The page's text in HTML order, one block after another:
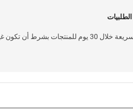
خدمة إرجاع سهلة وسريعة خلال 30